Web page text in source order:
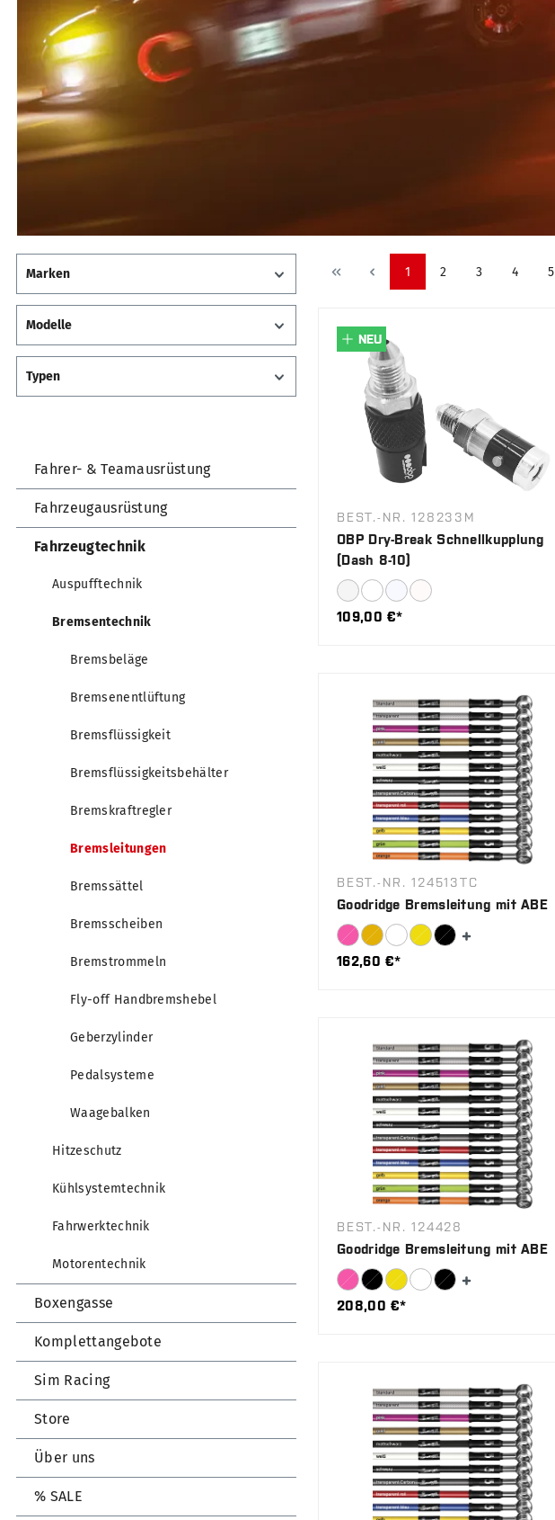
Fahrer- & Teamausrüstung
Fahrzeugausrüstung
Fahrzeugtechnik
Auspufftechnik
Bremsentechnik
Bremsbeläge
Bremsenentlüftung
Bremsflüssigkeit
Bremsflüssigkeitsbehälter
Bremskraftregler
Bremsleitungen
Bremssättel
Bremsscheiben
Bremstrommeln
Fly-off Handbremshebel
Geberzylinder
Pedalsysteme
Waagebalken
Hitzeschutz
Kühlsystemtechnik
Fahrwerktechnik
Motorentechnik
Boxengasse
Komplettangebote
Sim Racing
Store
Über uns
% SALE
Marken
Modelle
Typen
1 2 3 4 5
NEU
BEST.-NR. 128233M
OBP Dry-Break Schnellkupplung
(Dash 8-10)
109,00 €*
BEST.-NR. 124513TC
Goodridge Bremsleitung mit ABE
162,60 €*
BEST.-NR. 124428
Goodridge Bremsleitung mit ABE
208,00 €*